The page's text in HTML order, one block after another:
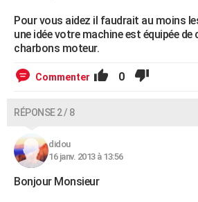
Pour vous aidez il faudrait au moins
une idée votre machine est équipée
charbons moteur.
Commenter 0
RÉPONSE 2 / 8
didou
16 janv. 2013 à 13:56
Bonjour Monsieur